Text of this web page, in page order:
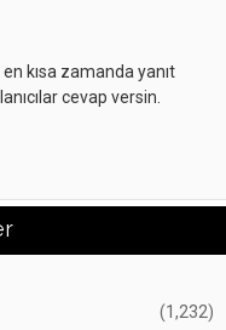
kısa zamanda yanıt
cevap versin.
(1,232)